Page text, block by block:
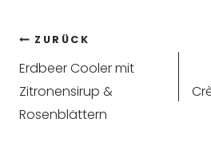
ZURÜCK
Erdbeer Cooler mit
Zitronensirup &
Rosenblättern